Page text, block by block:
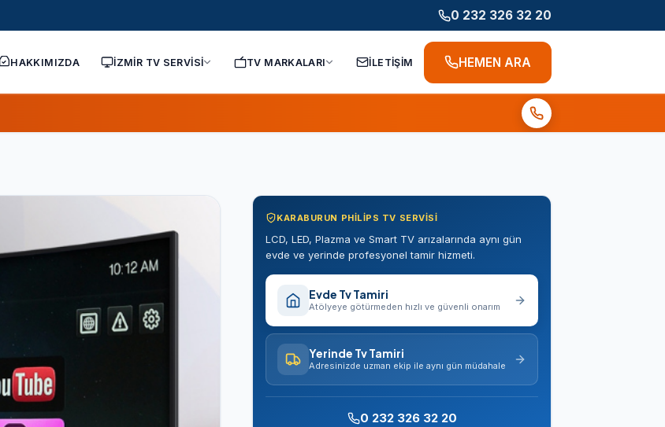
0 232 326 32 20
HAKKIMIZDA İZMİR TV SERVİSİ TV MARKALARI İLETİŞİM HEMEN ARA
KARABURUN PHILIPS TV SERVISI
LCD, LED, Plazma ve Smart TV arızalarında aynı gün
evde ve yerinde profesyonel tamir hizmeti.
Evde Tv Tamiri
Atölyeye götürmeden hızlı ve güvenli onarım
Yerinde Tv Tamiri
Adresinizde uzman ekip ile aynı gün müdahale
0 232 326 32 20